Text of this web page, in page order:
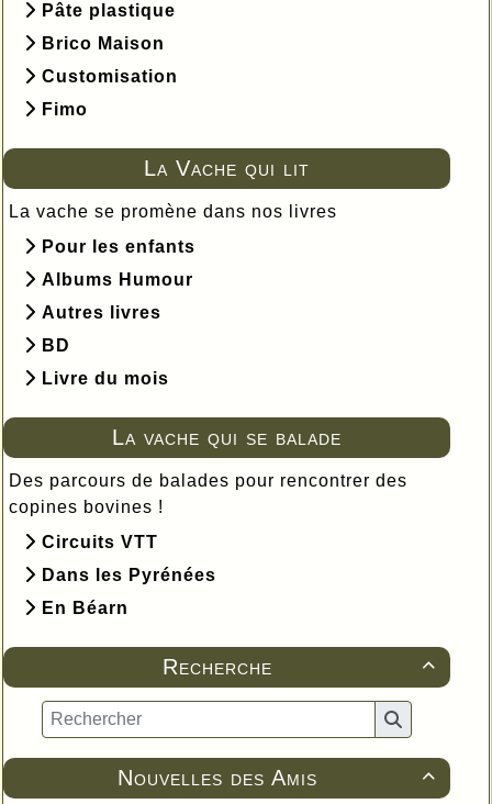
Pâte plastique
Brico Maison
Customisation
Fimo
La Vache qui lit
La vache se promène dans nos livres
Pour les enfants
Albums Humour
Autres livres
BD
Livre du mois
La vache qui se balade
Des parcours de balades pour rencontrer des
copines bovines !
Circuits VTT
Dans les Pyrénées
En Béarn

Recherche

Nouvelles des Amis